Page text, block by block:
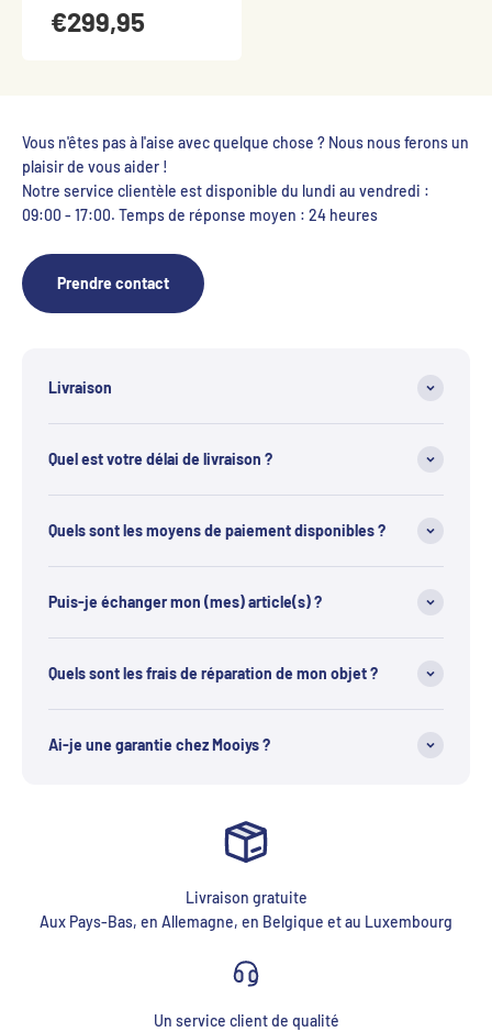
€299,95
Vous n'êtes pas à l'aise avec quelque chose ? Nous nous ferons un
plaisir de vous aider !
Notre service clientèle est disponible du lundi au vendredi :
09:00 - 17:00. Temps de réponse moyen : 24 heures
Prendre contact
Livraison
Quel est votre délai de livraison ?
Quels sont les moyens de paiement disponibles ?
Puis-je échanger mon (mes) article(s) ?
Quels sont les frais de réparation de mon objet ?
Ai-je une garantie chez Mooiys ?
Livraison gratuite
Aux Pays-Bas, en Allemagne, en Belgique et au Luxembourg
Un service client de qualité